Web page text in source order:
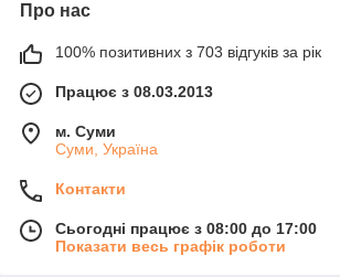
Про нас
100% позитивних з 703 відгуків за рік
Працює з 08.03.2013
м. Суми
Суми, Україна
Контакти
Сьогодні працює з 08:00 до 17:00
Показати весь графік роботи